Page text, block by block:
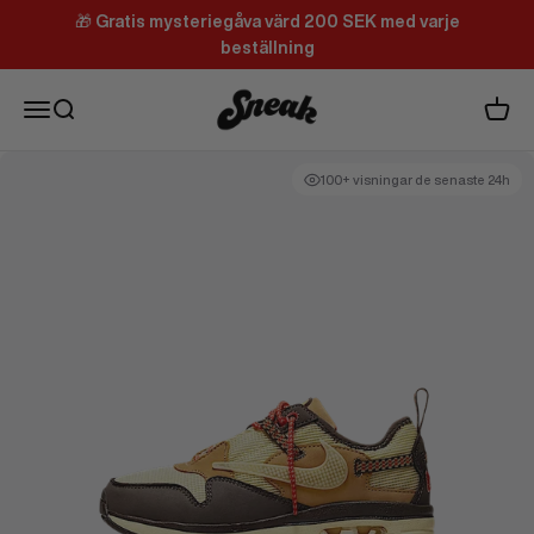
Hoppa till innehållet
🎁 Gratis mysteriegåva värd 200 SEK med varje
beställning
MenySök
Sneak
100+ visningar de senaste 24h